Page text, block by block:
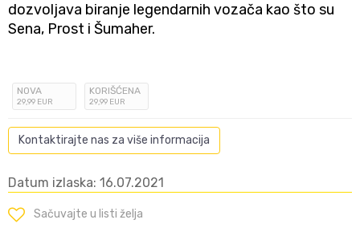
dozvoljava biranje legendarnih vozača kao što su
Sena, Prost i Šumaher.
NOVA
29,99 EUR
KORIŠĆENA
29,99 EUR
Kontaktirajte nas za više informacija
Datum izlaska: 16.07.2021
Sačuvajte u listi želja